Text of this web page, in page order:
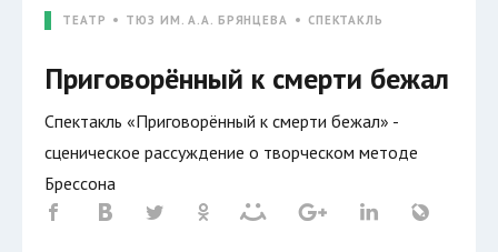
ТЕАТР ТЮЗ ИМ. А.А. БРЯНЦЕВА СПЕКТАКЛЬ
Приговорённый к смерти бежал
Спектакль «Приговорённый к смерти бежал» -
сценическое рассуждение о творческом методе
Брессона